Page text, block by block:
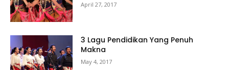
April 27, 2017
3 Lagu Pendidikan Yang Penuh
Makna
May 4, 2017